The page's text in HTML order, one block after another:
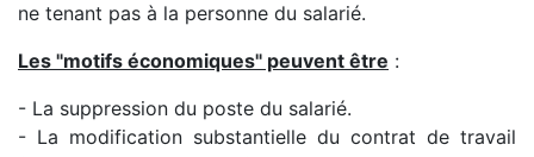
ne tenant pas à la personne du salarié.
Les "motifs économiques" peuvent être :
- La suppression du poste du salarié.
- La modification substantielle du contrat de travail